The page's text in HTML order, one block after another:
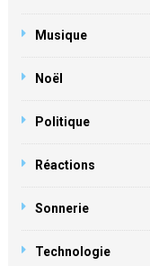
Musique
Noël
Politique
Réactions
Sonnerie
Technologie